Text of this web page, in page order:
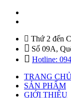
Thứ 2 đến
Số 09A,
Hotline:
TRANG
SẢN PHẨM
GIỚI THIỆU